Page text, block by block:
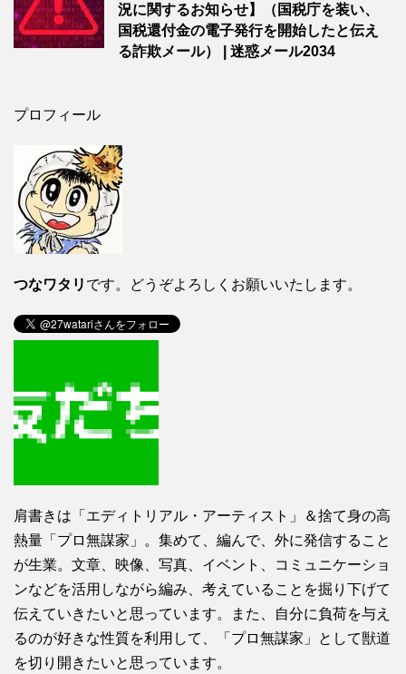
況に関するお知らせ】（国税庁を装い、
国税還付金の電子発行を開始したと伝え
る詐欺メール） | 迷惑メール2034
プロフィール
つなワタリ です。どうぞよろしくお願いいたします。
肩書きは「エディトリアル・アーティスト」＆捨て身の高
熱量「プロ無謀家」。集めて、編んで、外に発信すること
が生業。文章、映像、写真、イベント、コミュニケーショ
ンなどを活用しながら編み、考えていることを掘り下げて
伝えていきたいと思っています。また、自分に負荷を与え
るのが好きな性質を利用して、「プロ無謀家」として獣道
を切り開きたいと思っています。